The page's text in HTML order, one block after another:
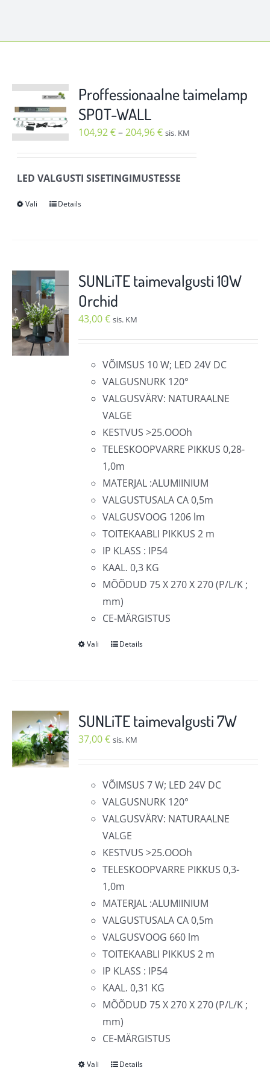
Proffessionaalne taimelamp
SPOT-WALL
104,92€–204,96€Hinnavahemik:
204,96 €
sis. KM
LED VALGUSTI SISETINGIMUSTESSE
Vali
Sellel
varianti.
Valikuid
saab
teha
tootelehel.
Details
SUNLiTE taimevalgusti 10W
Orchid
43,00€ sis. KM
VÕIMSUS 10 W; LED 24V DC
VALGUSNURK 120°
VALGUSVÄRV: NATURAALNE
VALGE
KESTVUS >25.OOOh
TELESKOOPVARRE PIKKUS 0,28-
1,0m
MATERJAL :ALUMIINIUM
VALGUSTUSALA CA 0,5m
VALGUSVOOG 1206 lm
TOITEKAABLI PIKKUS 2 m
IP KLASS : IP54
KAAL. 0,3 KG
MÕÕDUD 75 X 270 X 270 (P/L/K ;
mm)
CE-MÄRGISTUS
Vali
Sellel
varianti.
Valikuid
teha
tootelehel.
Details
SUNLiTE taimevalgusti 7W
37,00€ sis. KM
VÕIMSUS 7 W; LED 24V DC
VALGUSNURK 120°
VALGUSVÄRV: NATURAALNE
VALGE
KESTVUS >25.OOOh
TELESKOOPVARRE PIKKUS 0,3-
1,0m
MATERJAL :ALUMIINIUM
VALGUSTUSALA CA 0,5m
VALGUSVOOG 660 lm
TOITEKAABLI PIKKUS 2 m
IP KLASS : IP54
KAAL. 0,31 KG
MÕÕDUD 75 X 270 X 270 (P/L/K ;
mm)
CE-MÄRGISTUS
Vali
Sellel
Details